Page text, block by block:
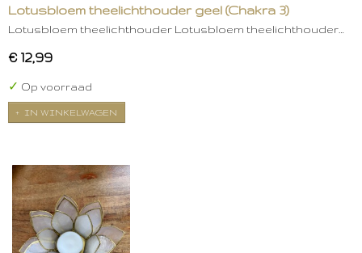
Lotusbloem theelichthouder geel (Chakra 3)
Lotusbloem theelichthouder Lotusbloem theelichthouder…
€ 12,99
✓ Op voorraad
IN WINKELWAGEN